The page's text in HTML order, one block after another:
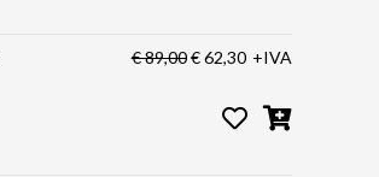
€ 89,00€ 62,30 +IVA